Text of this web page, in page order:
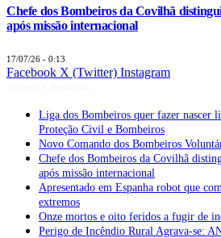
Chefe dos Bombeiros da Covilhã
após missão internacional
17/07/26 - 0:13
Facebook X (Twitter) Instagram
Liga dos Bombeiros quer fazer nascer
Proteção Civil e Bombeiros
Novo Comando dos Bombeiros
Chefe dos Bombeiros da Covilhã
após missão internacional
Apresentado em Espanha robot que
extremos
Onze mortos e oito feridos a fugir de
Perigo de Incêndio Rural Agrava-se: